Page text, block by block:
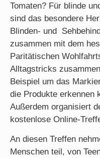
Tomaten? Für blinde
sind das besondere
Blinden- und
zusammen mit dem
Paritätischen
Alltagstricks
Beispiel um das
die Produkte erkennen
Außerdem organisiert
kostenlose Online-
An diesen Treffen
Menschen teil, von